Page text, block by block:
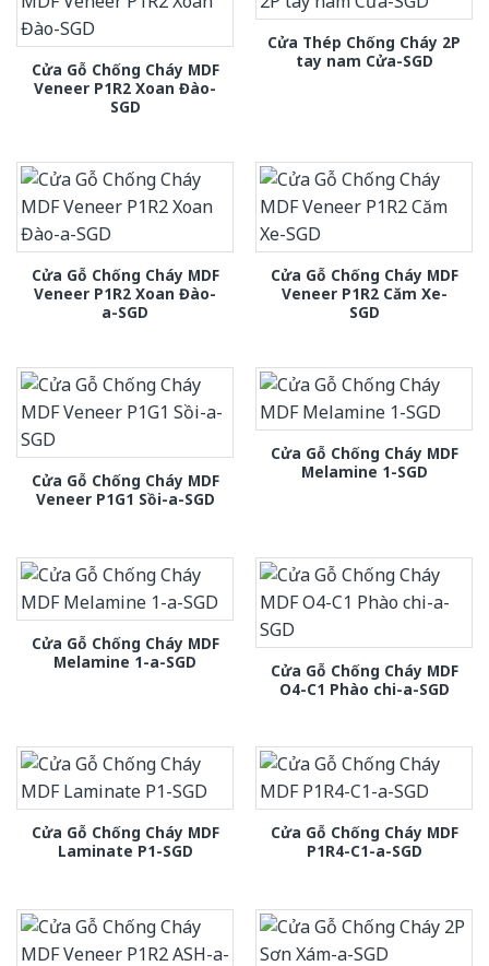
Cửa Gỗ Chống Cháy MDF
Veneer P1R2 Xoan Đào-
SGD
Cửa Thép Chống Cháy 2P
tay nam Cửa-SGD
Cửa Gỗ Chống Cháy MDF
Veneer P1R2 Xoan Đào-
a-SGD
Cửa Gỗ Chống Cháy MDF
Veneer P1R2 Căm Xe-
SGD
Cửa Gỗ Chống Cháy MDF
Veneer P1G1 Sồi-a-SGD
Cửa Gỗ Chống Cháy MDF
Melamine 1-SGD
Cửa Gỗ Chống Cháy MDF
Melamine 1-a-SGD
Cửa Gỗ Chống Cháy MDF
O4-C1 Phào chi-a-SGD
Cửa Gỗ Chống Cháy MDF
Laminate P1-SGD
Cửa Gỗ Chống Cháy MDF
P1R4-C1-a-SGD